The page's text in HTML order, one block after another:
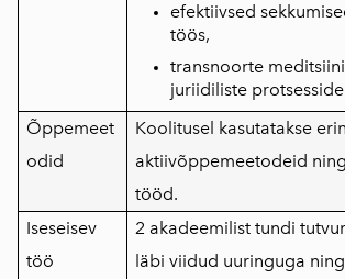
efektiivsed
töös,
transnoorte
juriidiliste
Õppemeet
odid
Koolitusel kasutatakse
aktiivõppemeetodeid
tööd.
Iseseisev
töö
2 akadeemilist tundi
läbi viidud uuringuga